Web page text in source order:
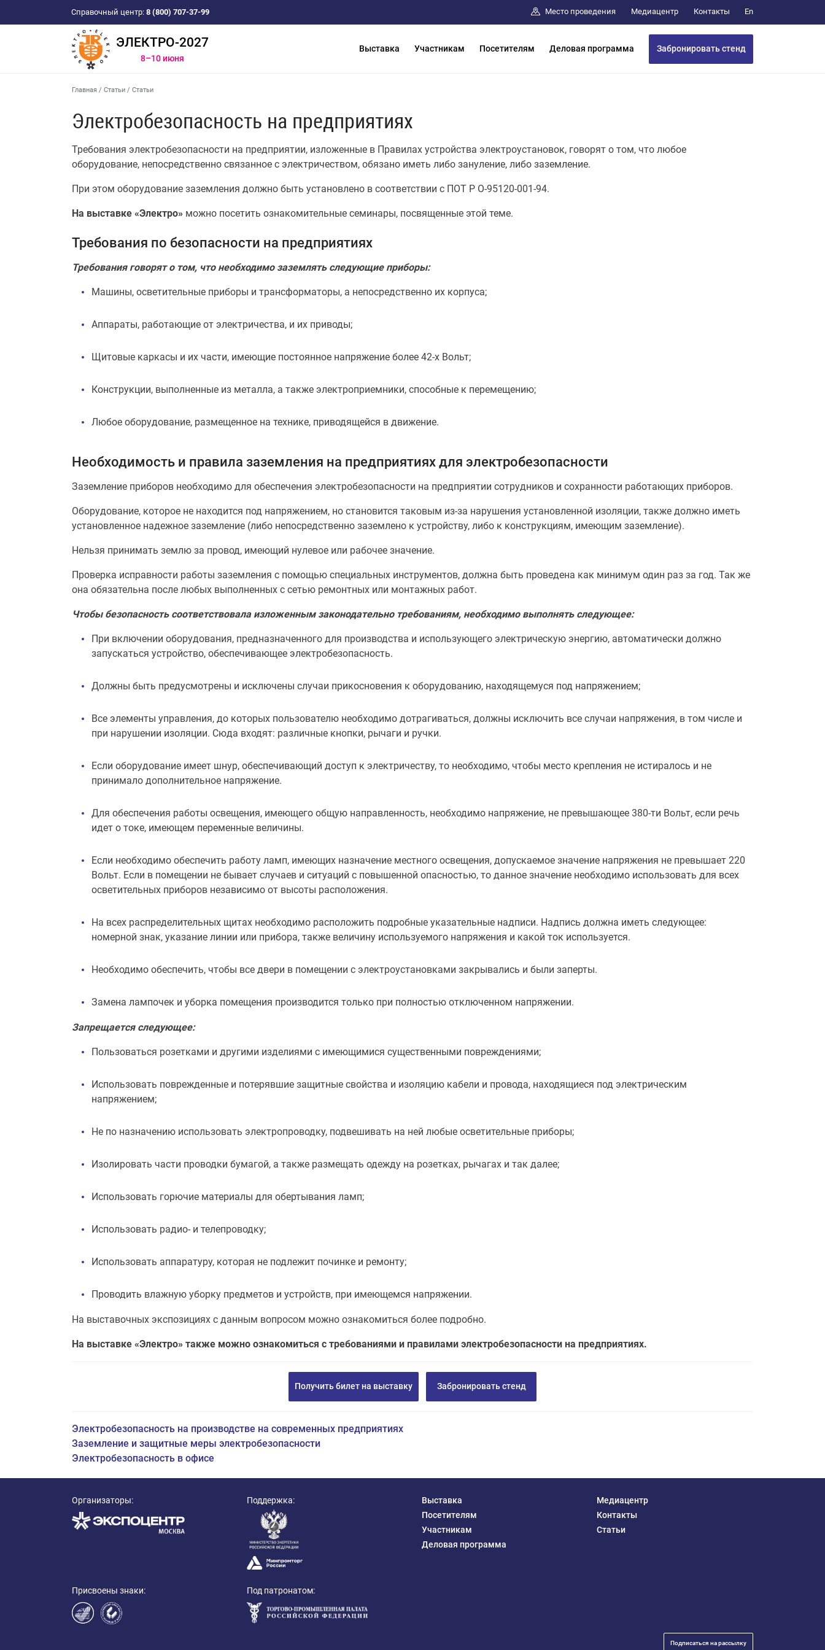
Справочный центр: 8 (800) 707-37-99 Место проведения Медиацентр Контакты En
ЭЛЕКТРО-2027
8–10 июня
Выставка Участникам Посетителям Деловая программа Забронировать стенд
Главная / Статьи / Статьи
Электробезопасность на предприятиях
Требования электробезопасности на предприятии, изложенные в Правилах устройства электроустановок, говорят о том, что любое
оборудование, непосредственно связанное с электричеством, обязано иметь либо зануление, либо заземление.
При этом оборудование заземления должно быть установлено в соответствии с ПОТ Р О-95120-001-94.
На выставке «Электро» можно посетить ознакомительные семинары, посвященные этой теме.
Требования по безопасности на предприятиях
Требования говорят о том, что необходимо заземлять следующие приборы:
Машины, осветительные приборы и трансформаторы, а непосредственно их корпуса;
Аппараты, работающие от электричества, и их приводы;
Щитовые каркасы и их части, имеющие постоянное напряжение более 42-х Вольт;
Конструкции, выполненные из металла, а также электроприемники, способные к перемещению;
Любое оборудование, размещенное на технике, приводящейся в движение.
Необходимость и правила заземления на предприятиях для электробезопасности
Заземление приборов необходимо для обеспечения электробезопасности на предприятии сотрудников и сохранности работающих приборов.
Оборудование, которое не находится под напряжением, но становится таковым из-за нарушения установленной изоляции, также должно иметь
установленное надежное заземление (либо непосредственно заземлено к устройству, либо к конструкциям, имеющим заземление).
Нельзя принимать землю за провод, имеющий нулевое или рабочее значение.
Проверка исправности работы заземления с помощью специальных инструментов, должна быть проведена как минимум один раз за год. Так же
она обязательна после любых выполненных с сетью ремонтных или монтажных работ.
Чтобы безопасность соответствовала изложенным законодательно требованиям, необходимо выполнять следующее:
При включении оборудования, предназначенного для производства и использующего электрическую энергию, автоматически должно
запускаться устройство, обеспечивающее электробезопасность.
Должны быть предусмотрены и исключены случаи прикосновения к оборудованию, находящемуся под напряжением;
Все элементы управления, до которых пользователю необходимо дотрагиваться, должны исключить все случаи напряжения, в том числе и
при нарушении изоляции. Сюда входят: различные кнопки, рычаги и ручки.
Если оборудование имеет шнур, обеспечивающий доступ к электричеству, то необходимо, чтобы место крепления не истиралось и не
принимало дополнительное напряжение.
Для обеспечения работы освещения, имеющего общую направленность, необходимо напряжение, не превышающее 380-ти Вольт, если речь
идет о токе, имеющем переменные величины.
Если необходимо обеспечить работу ламп, имеющих назначение местного освещения, допускаемое значение напряжения не превышает 220
Вольт. Если в помещении не бывает случаев и ситуаций с повышенной опасностью, то данное значение необходимо использовать для всех
осветительных приборов независимо от высоты расположения.
На всех распределительных щитах необходимо расположить подробные указательные надписи. Надпись должна иметь следующее:
номерной знак, указание линии или прибора, также величину используемого напряжения и какой ток используется.
Необходимо обеспечить, чтобы все двери в помещении с электроустановками закрывались и были заперты.
Замена лампочек и уборка помещения производится только при полностью отключенном напряжении.
Запрещается следующее:
Пользоваться розетками и другими изделиями с имеющимися существенными повреждениями;
Использовать поврежденные и потерявшие защитные свойства и изоляцию кабели и провода, находящиеся под электрическим
напряжением;
Не по назначению использовать электропроводку, подвешивать на ней любые осветительные приборы;
Изолировать части проводки бумагой, а также размещать одежду на розетках, рычагах и так далее;
Использовать горючие материалы для обертывания ламп;
Использовать радио- и телепроводку;
Использовать аппаратуру, которая не подлежит починке и ремонту;
Проводить влажную уборку предметов и устройств, при имеющемся напряжении.
На выставочных экспозициях с данным вопросом можно ознакомиться более подробно.
На выставке «Электро» также можно ознакомиться с требованиями и правилами электробезопасности на предприятиях.
Получить билет на выставку Забронировать стенд
Электробезопасность на производстве на современных предприятиях
Заземление и защитные меры электробезопасности
Электробезопасность в офисе
Организаторы:
Присвоены знаки:
Поддержка:
Под патронатом:
Выставка
Посетителям
Участникам
Деловая программа
Медиацентр
Контакты
Статьи
Подписаться на рассылку